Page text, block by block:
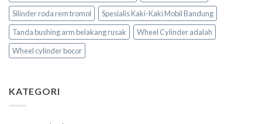
Silinder roda rem tromol
Spesialis Kaki-Kaki Mobil Bandung
Tanda bushing arm belakang rusak
Wheel Cylinder adalah
Wheel cylinder bocor
KATEGORI